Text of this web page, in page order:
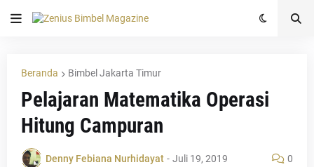
Beranda Bimbel Jakarta Timur
Pelajaran Matematika Operasi
Hitung Campuran
Denny Febiana Nurhidayat - Juli 19, 2019 0